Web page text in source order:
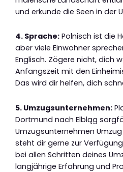
und erkunde die Seen in der
4. Sprache: Polnisch ist die
aber viele Einwohner
Englisch. Zögere nicht, dich
Anfangszeit mit den
Das wird dir helfen, dich
5. Umzugsunternehmen:
Dortmund nach Elbląg
Umzugsunternehmen
steht dir gerne zur
bei allen Schritten deines
langjährige Erfahrung und